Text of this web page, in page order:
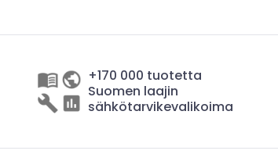
+170 000 tuotetta
Suomen laajin
sähkötarvikevalikoima